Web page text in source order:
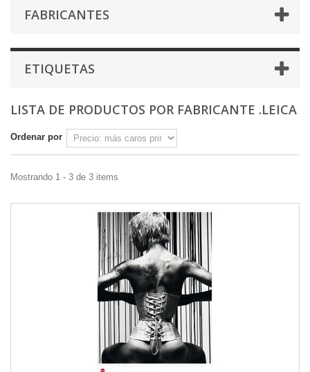
FABRICANTES
ETIQUETAS
LISTA DE PRODUCTOS POR FABRICANTE .LEICA
Ordenar por
Mostrando 1 - 3 de 3 items